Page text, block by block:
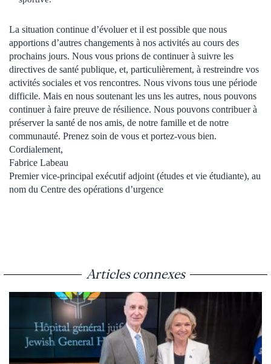
La situation continue d’évoluer et il est possible que nous
apportions d’autres changements à nos activités au cours des
prochains jours. Nous vous prions de continuer à suivre les
directives de santé publique, et, particulièrement, à restreindre vos
activités sociales et vos rencontres. Nous vivons tous une période
difficile. Mais en nous soutenant les uns les autres, nous pouvons
continuer à faire preuve de résilience. Nous pouvons contribuer à
préserver la santé de nos amis, de notre famille et de notre
communauté. Prenez soin de vous et portez-vous bien.
Cordialement,
Fabrice Labeau
Premier vice-principal exécutif adjoint (études et vie étudiante), au
nom du Centre des opérations d’urgence
Articles connexes